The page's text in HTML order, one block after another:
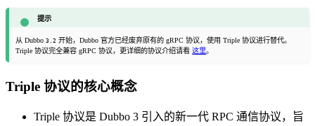
提示
从 Dubbo3.2 开始，Dubbo 官方已经废弃原有的 gRPC 协议，使用 Triple 协议进行替代。
Triple 协议完全兼容 gRPC 协议，更详细的协议介绍请看这里。
Triple 协议的核心概念
Triple 协议是 Dubbo 3 引入的新一代 RPC 通信协议，旨